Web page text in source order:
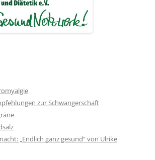
zur Schwangerschaft
„Endlich ganz gesund“ von Ulrike